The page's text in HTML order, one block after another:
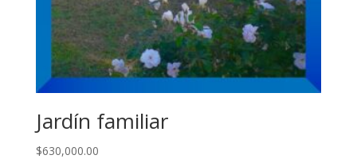
Jardín familiar
$630,000.00